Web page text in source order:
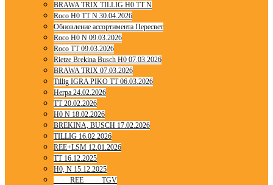
BRAWA TRIX TILLIG H0 TT N
Roco H0 TT N 30.04.2026
Обновление ассортимента Пересвет
Roco H0 N 09.03.2026
Roco TT 09.03.2026
Rietze Brekina Busch H0 07.03.2026
BRAWA TRIX 07.03.2026
Tillig IGRA PIKO TT 06.03.2026
Herpa 24.02.2026
TT 20.02.2026
H0 N 18.02.2026
BREKINA, BUSCH 17.02.2026
TILLIG 16.02.2026
REE+LSM 12.01.2026
TT 16.12.2025
H0, N 15.12.2025
____ REE ____ TGV